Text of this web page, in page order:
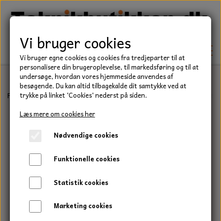
TEKNIK
KILEREMME
LEJER
PAKDÅSER
LÅSERINGE
BEFÆSTELSE
HAVE/PARK
UNIVERSALE REMME TIL PLÆNEKLIPPER OG
HAVETRAKTOR
TRAKTOR/ENTREPRENØR
Forside Eldele Kontrollamper Kontrollampe orange - 12 Volt -
Vi bruger cookies
Vi bruger egne cookies og cookies fra tredjeparter til at
personalisere din brugeroplevelse, til markedsføring og til at
undersøge, hvordan vores hjemmeside anvendes af
besøgende. Du kan altid tilbagekalde dit samtykke ved at
trykke på linket 'Cookies' nederst på siden.
Læs mere om cookies her
Nødvendige cookies
Funktionelle cookies
Statistik cookies
Marketing cookies